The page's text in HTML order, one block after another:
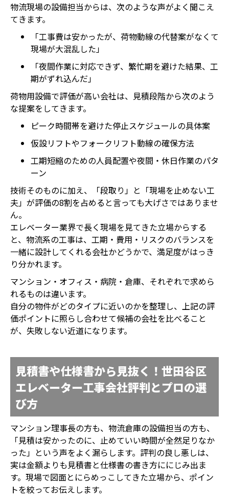
物流現場の設備担当からは、次のような声がよく聞こえ
てきます。
「工事費は安かったが、荷物動線の代替案がなくて
現場が大混乱した」
「夜間作業に対応できず、繁忙期を避けた結果、工
期がずれ込んだ」
荷物用設備で評価が高い会社は、見積段階から次のよう
な提案をしてきます。
ピーク時間帯を避けた停止スケジュールの具体案
仮設リフトやフォークリフト動線の確保方法
工期短縮のための人員配置や夜間・休日作業のパタ
ーン
技術そのものに加え、「段取り」と「現場を止めない工
夫」が評価の8割を占めると言っても大げさではありませ
ん。
エレベーター業界で長く現場を見てきた立場からする
と、物流系の工事は、工期・費用・リスクのバランスを
一緒に設計してくれる会社かどうかで、満足度がはっき
り分かれます。
マンション・オフィス・病院・倉庫、それぞれで求めら
れるものは違います。
自分の物件がどのタイプに近いのかを整理し、上記の評
価ポイントに照らし合わせて候補の会社を比べること
が、失敗しない近道になります。
見積書や仕様書から見抜く！世田谷区
エレベーター工事会社評判とプロの選
び方
マンション理事長の方も、物流倉庫の設備担当の方も、
「見積は安かったのに、止めていい時間が全然足りなか
った」という声をよく漏らします。評判の良し悪しは、
実は金額よりも見積書と仕様書の書き方ににじみ出ま
す。現場で図面とにらめっこしてきた立場から、ポイン
トを絞ってお伝えします。